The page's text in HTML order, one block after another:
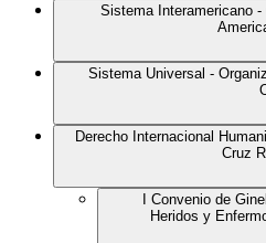
Sistema Interamericano
Sistema Universal -
Derecho Internacional
Cruz
I Convenio de
Heridos y